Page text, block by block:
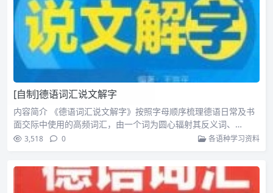
[自制]德语词汇说文解字
内容简介 《德语词汇说文解字》按照字母顺序梳理德语日常及书
面交际中使用的高频词汇，由一个词为圆心辐射其反义词、…
3,518 0 各语种学习资料